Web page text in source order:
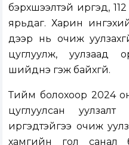
бэрхшээлтэй иргэд,
ярьдаг. Харин
дээр нь очиж
цуглуулж, уулзаад
шийднэ гэж байхгүй.
Тийм болохоор 2024
цуглуулсан
иргэдтэйгээ очиж
хамгийн гол санал